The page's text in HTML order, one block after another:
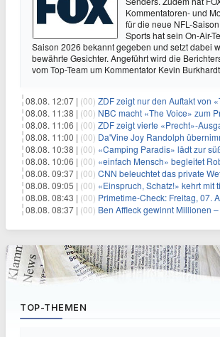
Kommentatoren- und
für die neue NFL-
Sports hat sein On-Air-
Saison 2026 bekannt gegeben und setzt dabei
bewährte Gesichter. Angeführt wird die
vom Top-Team um Kommentator Kevin
08.08. 12:07 | (00) ZDF zeigt nur den Auftakt von «The
08.08. 11:38 | (00) NBC macht «The Voice» zum
08.08. 11:06 | (00) ZDF zeigt vierte «Precht»-
08.08. 11:00 | (00) Da'Vine Joy Randolph übernimmt Hauptrolle in
08.08. 10:38 | (00) «Camping Paradis» lädt zur
08.08. 10:06 | (00) «einfach Mensch» begleitet Robin Schmetzers
08.08. 09:37 | (00) CNN beleuchtet das private
08.08. 09:05 | (00) «Einspruch, Schatz!» kehrt mit
08.08. 08:43 | (00) Primetime-Check: Freitag, 07.
08.08. 08:37 | (00) Ben Affleck gewinnt Millionen – und
TOP-THEMEN